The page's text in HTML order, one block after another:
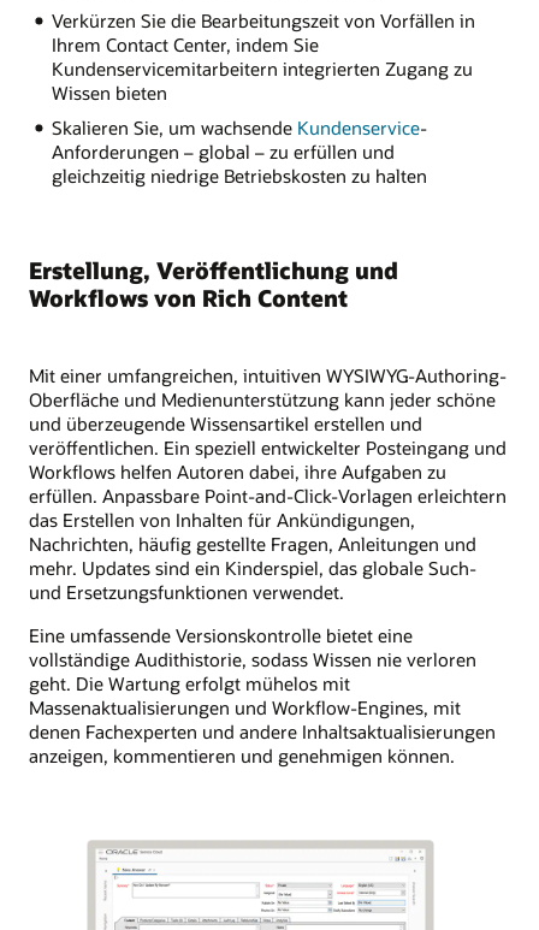
Verkürzen Sie die Bearbeitungszeit von Vorfällen in
Ihrem Contact Center, indem Sie
Kundenservicemitarbeitern integrierten Zugang zu
Wissen bieten
Skalieren Sie, um wachsende Kundenservice-
Anforderungen – global – zu erfüllen und
gleichzeitig niedrige Betriebskosten zu halten
Erstellung, Veröffentlichung und
Workflows von Rich Content
Mit einer umfangreichen, intuitiven WYSIWYG-Authoring-
Oberfläche und Medienunterstützung kann jeder schöne
und überzeugende Wissensartikel erstellen und
veröffentlichen. Ein speziell entwickelter Posteingang und
Workflows helfen Autoren dabei, ihre Aufgaben zu
erfüllen. Anpassbare Point-and-Click-Vorlagen erleichtern
das Erstellen von Inhalten für Ankündigungen,
Nachrichten, häufig gestellte Fragen, Anleitungen und
mehr. Updates sind ein Kinderspiel, das globale Such-
und Ersetzungsfunktionen verwendet.
Eine umfassende Versionskontrolle bietet eine
vollständige Audithistorie, sodass Wissen nie verloren
geht. Die Wartung erfolgt mühelos mit
Massenaktualisierungen und Workflow-Engines, mit
denen Fachexperten und andere Inhaltsaktualisierungen
anzeigen, kommentieren und genehmigen können.